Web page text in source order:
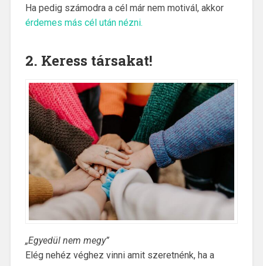
Ha pedig számodra a cél már nem motivál, akkor
érdemes más cél után nézni.
2. Keress társakat!
„Egyedül nem megy”
Elég nehéz véghez vinni amit szeretnénk, ha a